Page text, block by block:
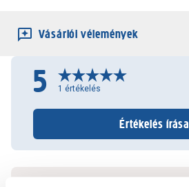
Vásárlói vélemények
5 1 értékelés
Értékelés írása